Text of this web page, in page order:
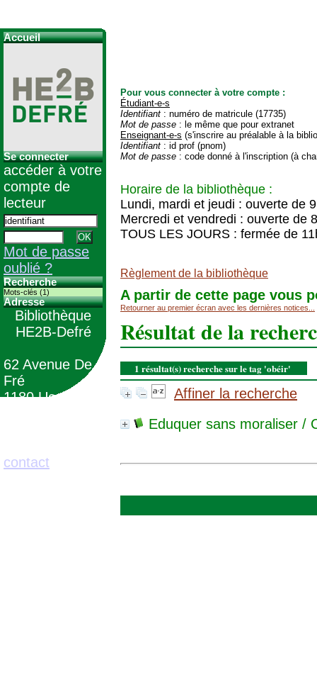
Pour vous connecter à votre compte :
Étudiant-e-s
Identifiant : numéro de matricule (17735)
Mot de passe : le même que pour extranet
Enseignant-e-s (s'inscrire au préalable à la
Identifiant : id prof (pnom)
Mot de passe : code donné à l'inscription (à
Horaire de la bibliothèque :
Lundi, mardi et jeudi : ouverte de
Mercredi et vendredi : ouverte de
TOUS LES JOURS : fermée de
Règlement de la bibliothèque
A partir de cette page vous
Retourner au premier écran avec les dernières notices...
Résultat de la
1 résultat(s) recherche sur le tag 'obéir'
Affiner la recherche
Eduquer sans moraliser /
Accueil
Se connecter
accéder à votre
compte de
lecteur
Mot de passe
oublié ?
Recherche
Mots-clés (1)
Adresse
Bibliothèque
HE2B-Defré
62 Avenue De
Fré
1180 Uccle
contact